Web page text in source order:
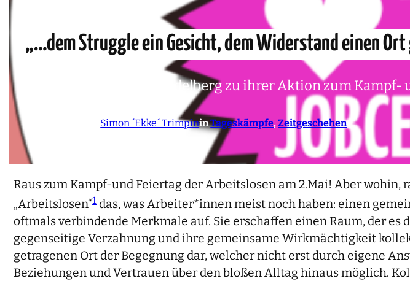
„…dem Struggle ein Gesicht, dem Widerstand einen
Ein Bericht der FAU Heidelberg zu ihrer Aktion zum Kampf-
Simon ´Ekke´ TrimpininTageskämpfe, Zeitgeschehen
Raus zum Kampf-und Feiertag der Arbeitslosen am 2.Mai! Aber
„Arbeitslosen“1 das, was Arbeiter*innen meist noch haben: einen
oftmals verbindende Merkmale auf. Sie erschaffen einen Raum, der
gegenseitige Verzahnung und ihre gemeinsame Wirkmächtigkeit
getragenen Ort der Begegnung dar, welcher nicht erst durch eigene
Beziehungen und Vertrauen über den bloßen Alltag hinaus möglich.